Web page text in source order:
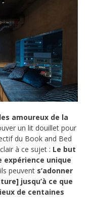
amoureux de la
un lit douillet pour
du Book and Bed
à ce sujet : Le but
expérience unique
peuvent s’adonner
jusqu’à ce que
de centaines